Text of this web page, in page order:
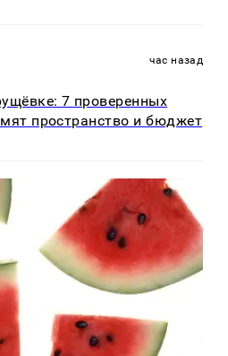
час назад
7 проверенных
пространство и бюджет